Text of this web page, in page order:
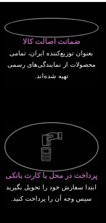
ضمانت اصالت کالا
بعنوان توزیع‌کننده ایران، تمامی
محصولات از نمایندگی‌های رسمی
تهیه شده‌اند.
پرداخت در محل با کارت بانکی
ابتدا سفارش خود را تحویل بگیرید
سپس وجه آن را پرداخت کنید.